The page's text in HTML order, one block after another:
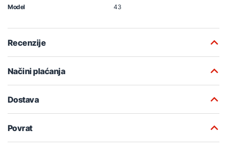
Model
43
Recenzije
Načini plaćanja
Dostava
Povrat